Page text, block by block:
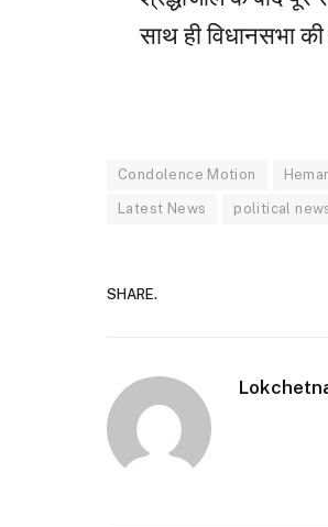
साथ ही विधानसभा
Condolence Motion
Latest News political
SHARE.